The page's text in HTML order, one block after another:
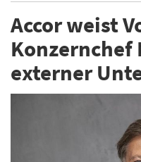
Accor weist
Konzernchef
externer